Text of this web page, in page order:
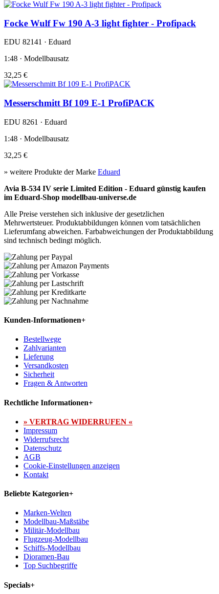
Focke Wulf Fw 190 A-3 light fighter - Profipack
EDU 82141 · Eduard
1:48 · Modellbausatz
32,25 €
Messerschmitt Bf 109 E-1 ProfiPACK
EDU 8261 · Eduard
1:48 · Modellbausatz
32,25 €
» weitere Produkte der Marke Eduard
Avia B-534 IV serie Limited Edition - Eduard günstig kaufen
im Eduard-Shop modellbau-universe.de
Alle Preise verstehen sich inklusive der gesetzlichen
Mehrwertsteuer. Produktabbildungen können vom tatsächlichen
Lieferumfang abweichen. Farbabweichungen der Produktabbildung
sind technisch bedingt möglich.
Kunden-Informationen+
Bestellwege
Zahlvarianten
Lieferung
Versandkosten
Sicherheit
Fragen & Antworten
Rechtliche Informationen+
» VERTRAG WIDERRUFEN «
Impressum
Widerrufsrecht
Datenschutz
AGB
Cookie-Einstellungen anzeigen
Kontakt
Beliebte Kategorien+
Marken-Welten
Modellbau-Maßstäbe
Militär-Modellbau
Flugzeug-Modellbau
Schiffs-Modellbau
Dioramen-Bau
Top Suchbegriffe
Specials+